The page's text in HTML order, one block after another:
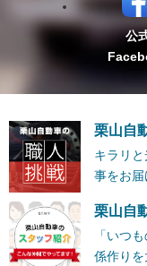
公
栗山自
キラリ
事をお届
栗山自
「いつ
係作りを